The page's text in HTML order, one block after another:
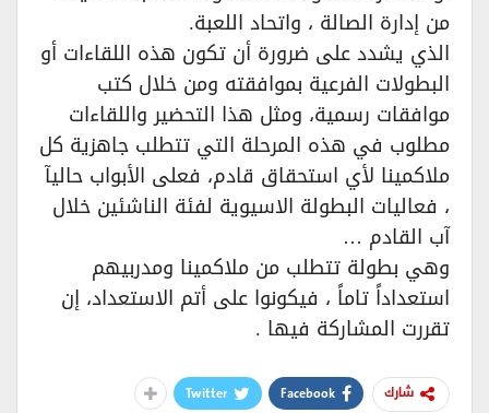
من إدارة الصالة ، واتحاد اللعبة.
الذي يشدد على ضرورة أن تكون هذه اللقاءات أو
البطولات الفرعية بموافقته ومن خلال كتب
موافقات رسمية، ومثل هذا التحضير واللقاءات
مطلوب في هذه المرحلة التي تتطلب جاهزية كل
ملاكمينا لأي استحقاق قادم، فعلى الأبواب حاليآ
، فعاليات البطولة الاسيوية لفئة الناشئين خلال
آب القادم …
وهي بطولة تتطلب من ملاكمينا ومدربيهم
استعداداً تاماً ، فيكونوا على أتم الاستعداد، إن
تقررت المشاركة فيها .
شارك Facebook
Twitter